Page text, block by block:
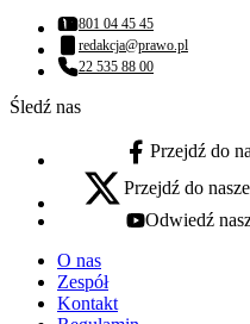
Numer telefonu:
801 04 45 45
Adres email:
redakcja@prawo.pl
Numer telefonu:
22 535 88 00
Śledź nas
facebook - otwiera
Przejdź do
x - otwiera się w nowej karcie
Przejdź do
youtube - otwiera się
Odwiedź
O nas
Zespół
Kontakt